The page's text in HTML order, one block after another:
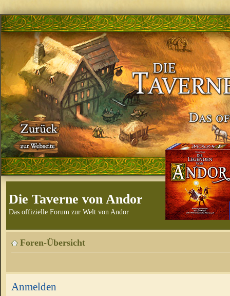
Die Taverne von Andor
Das offizielle Forum zur Welt von Andor
Foren-Übersicht
Anmelden